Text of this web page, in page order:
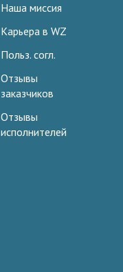
Наша миссия
Карьера в WZ
Польз. согл.
Отзывы
заказчиков
Отзывы
исполнителей